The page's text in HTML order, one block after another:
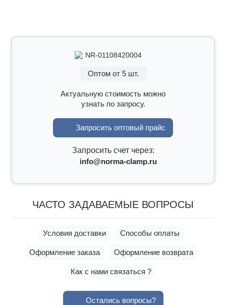
NR-01108420004
Оптом от 5 шт.
Актуальную стоимость можно
узнать по запросу.
Запросить оптовый прайс
Запросить счет через:
info@norma-clamp.ru
ЧАСТО ЗАДАВАЕМЫЕ ВОПРОСЫ
Условия доставки Способы оплаты
Оформление заказа Оформление возврата
Как с нами связаться ?
Остались вопросы?